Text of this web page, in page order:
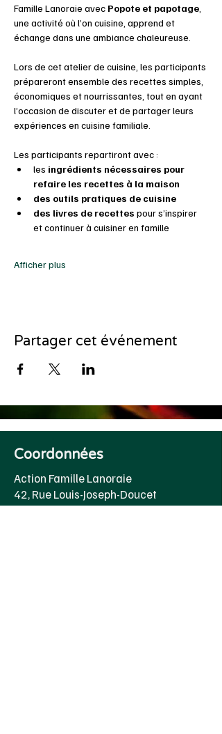
Famille Lanoraie avec Popote et papotage
une activité où l’on cuisine, apprend et
échange dans une ambiance chaleureuse.
Lors de cet atelier de cuisine, les participants
prépareront ensemble des recettes simples,
économiques et nourrissantes, tout en ayant
l’occasion de discuter et de partager leurs
expériences en cuisine familiale.
Les participants repartiront avec :
les ingrédients nécessaires pour
refaire les recettes à la maison
des outils pratiques de cuisine
des livres de recettes pour s’inspirer
et continuer à cuisiner en famille
Afficher plus
Partager cet événement
Coordonnées
Action Famille Lanoraie
42, Rue Louis-Joseph-Doucet
Lanoraie, QC J0K 1E0